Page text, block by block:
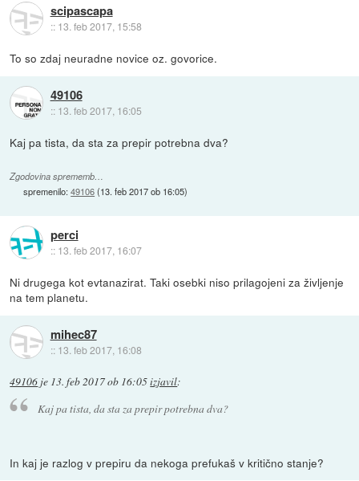
scipascapa
:: 13. feb 2017, 15:58
To so zdaj neuradne novice oz. govorice.
49106
:: 13. feb 2017, 16:05
Kaj pa tista, da sta za prepir potrebna dva?
Zgodovina sprememb…
spremenilo:49106(13. feb 2017 ob 16:05)
perci
:: 13. feb 2017, 16:07
Ni drugega kot evtanazirat. Taki osebki niso prilagojeni za življenje
na tem planetu.
mihec87
:: 13. feb 2017, 16:08
49106 je 13. feb 2017 ob 16:05izjavil:
Kaj pa tista, da sta za prepir potrebna dva?
In kaj je razlog v prepiru da nekoga prefukaš v kritično stanje?